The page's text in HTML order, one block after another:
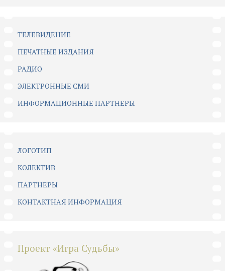
ТЕЛЕВИДЕНИЕ
ПЕЧАТНЫЕ ИЗДАНИЯ
РАДИО
ЭЛЕКТРОННЫЕ СМИ
ИНФОРМАЦИОННЫЕ ПАРТНЕРЫ
ЛОГОТИП
КОЛЕКТИВ
ПАРТНЕРЫ
КОНТАКТНАЯ ИНФОРМАЦИЯ
Проект «Игра Судьбы»